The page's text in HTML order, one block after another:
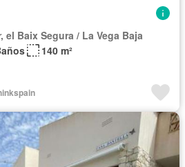
el Baix Segura / La Vega Baja
140 m²